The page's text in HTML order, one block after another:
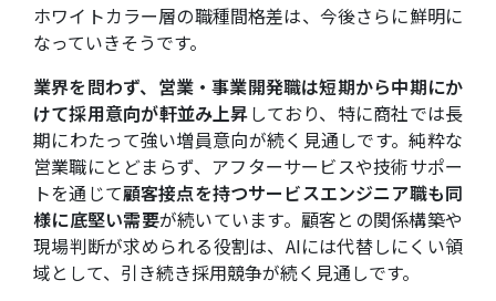
ホワイトカラー層の職種間格差は、今後さらに鮮明に
なっていきそうです。
業界を問わず、営業・事業開発職は短期から中期にか
けて採用意向が軒並み上昇しており、特に商社では長
期にわたって強い増員意向が続く見通しです。純粋な
営業職にとどまらず、アフターサービスや技術サポー
トを通じて顧客接点を持つサービスエンジニア職も同
様に底堅い需要が続いています。顧客との関係構築や
現場判断が求められる役割は、AIには代替しにくい領
域として、引き続き採用競争が続く見通しです。